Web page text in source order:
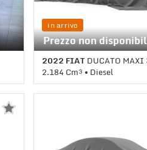
in arrivo
Prezzo non
2022 FIATDUCATO MAXI 35
2.184 Cm³ • Diesel
1 Km • Cambio Manuale •